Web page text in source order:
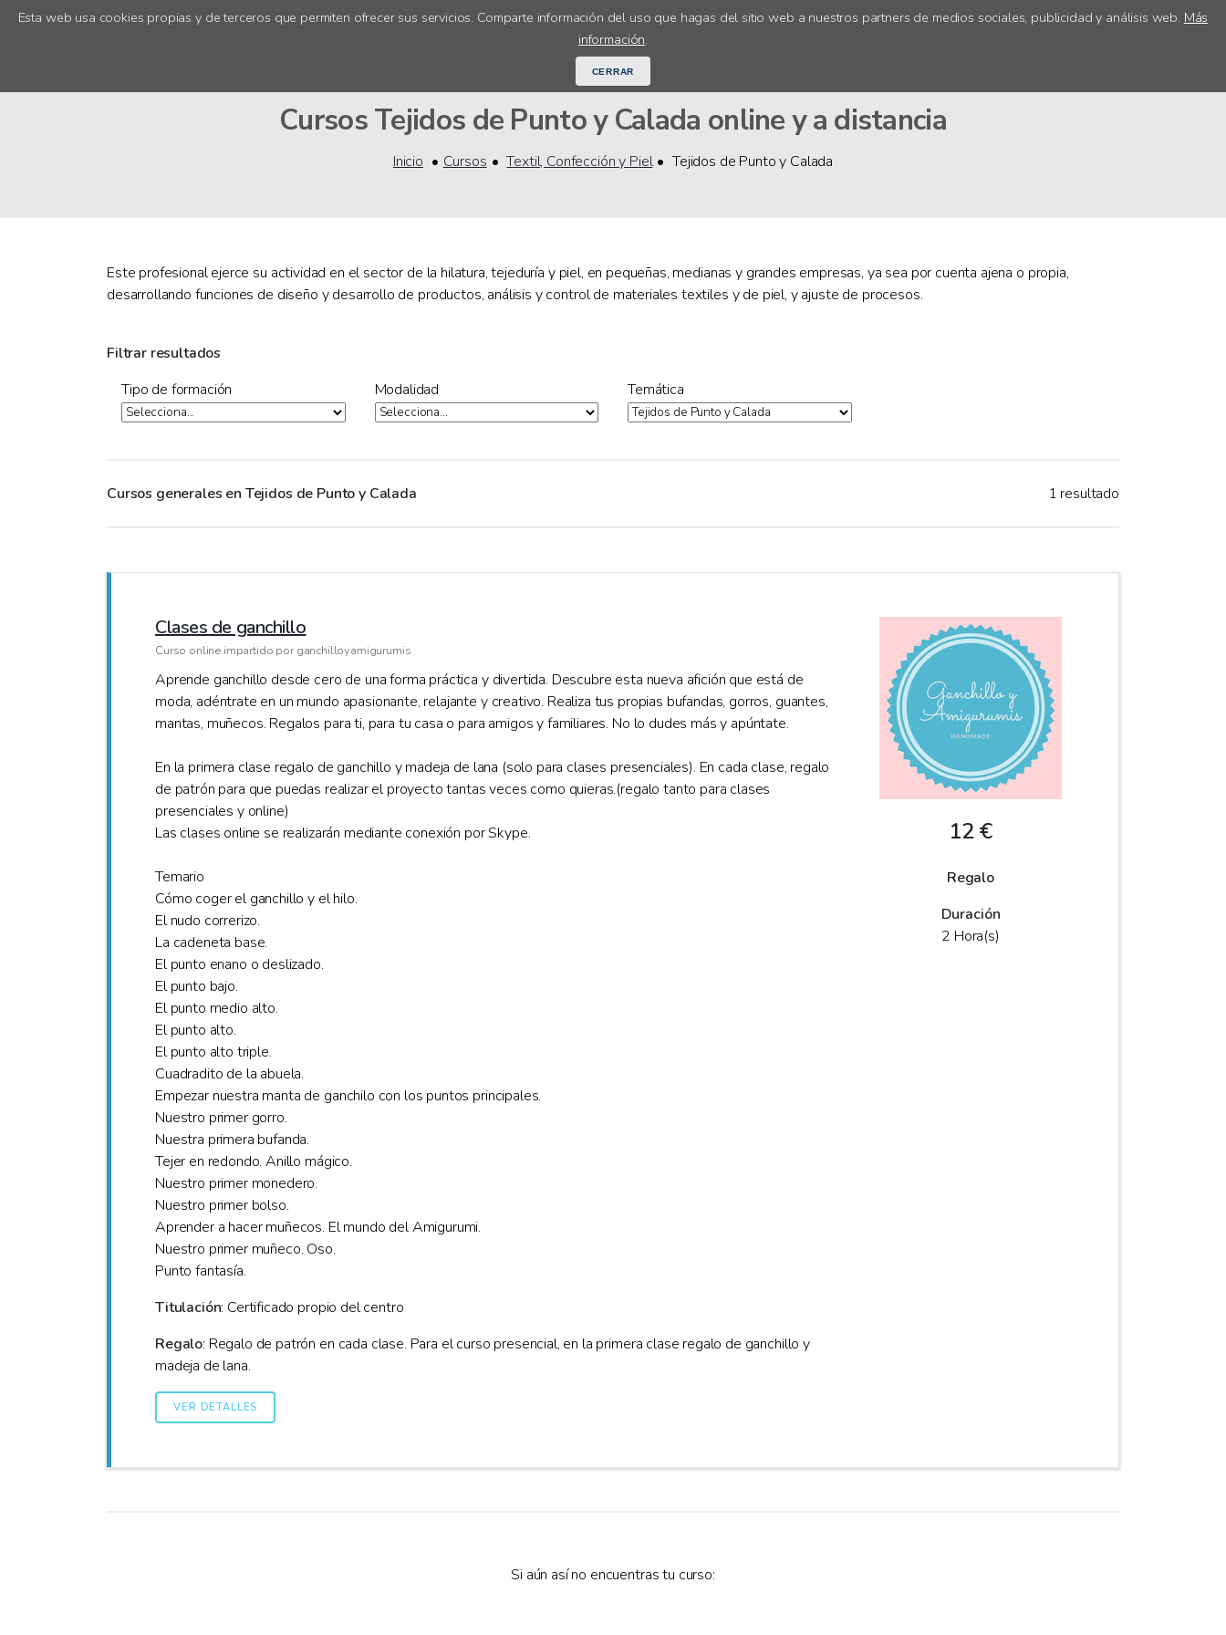
Esta web usa cookies propias y de terceros que permiten ofrecer sus servicios. Comparte información del uso que hagas del sitio web a nuestros partners de medios sociales, publicidad y análisis web. Más
información.
CERRAR
Cursos online Orientación académica Acceso centros
Cursos Tejidos de Punto y Calada online y a distancia
Inicio Cursos Textil, Confección y Piel Tejidos de Punto y Calada
Este profesional ejerce su actividad en el sector de la hilatura, tejeduría y piel, en pequeñas, medianas y grandes empresas, ya sea por cuenta ajena o propia,
desarrollando funciones de diseño y desarrollo de productos, análisis y control de materiales textiles y de piel, y ajuste de procesos.
Filtrar resultados
Tipo de formación
Modalidad Temática
Cursos generales en Tejidos de Punto y Calada 1 resultado
Clases de ganchillo
Curso online impartido por ganchilloyamigurumis
Aprende ganchillo desde cero de una forma práctica y divertida. Descubre esta nueva afición que está de
moda, adéntrate en un mundo apasionante, relajante y creativo. Realiza tus propias bufandas, gorros, guantes,
mantas, muñecos. Regalos para ti, para tu casa o para amigos y familiares. No lo dudes más y apúntate.
En la primera clase regalo de ganchillo y madeja de lana (solo para clases presenciales). En cada clase, regalo
de patrón para que puedas realizar el proyecto tantas veces como quieras.(regalo tanto para clases
presenciales y online)
Las clases online se realizarán mediante conexión por Skype.
Temario
Cómo coger el ganchillo y el hilo.
El nudo correrizo.
La cadeneta base.
El punto enano o deslizado.
El punto bajo.
El punto medio alto.
El punto alto.
El punto alto triple.
Cuadradito de la abuela.
Empezar nuestra manta de ganchilo con los puntos principales.
Nuestro primer gorro.
Nuestra primera bufanda.
Tejer en redondo. Anillo mágico.
Nuestro primer monedero.
Nuestro primer bolso.
Aprender a hacer muñecos. El mundo del Amigurumi.
Nuestro primer muñeco. Oso.
Punto fantasía.
Titulación: Certificado propio del centro
Regalo: Regalo de patrón en cada clase. Para el curso presencial, en la primera clase regalo de ganchillo y
madeja de lana.
VER DETALLES
12 €
Regalo
Duración
2 Hora(s)
Si aún así no encuentras tu curso: